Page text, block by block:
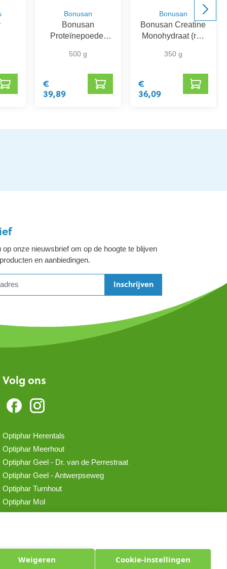
Weigeren Cookie-instellingen
Bonusan
Bonusan
Proteïnepoeder
Chocolade (ref.
500 g
€
39,89
Bonusan
Bonusan Creatine
Monohydraat (ref.
350 g
€
36,09
op onze nieuwsbrief om op de hoogte te blijven
en aanbiedingen.
Inschrijven
Volg ons
Optiphar Herentals
Optiphar Meerhout
Optiphar Geel - Dr. van de Perrestraat
Optiphar Geel - Antwerpseweg
Optiphar Turnhout
Optiphar Mol